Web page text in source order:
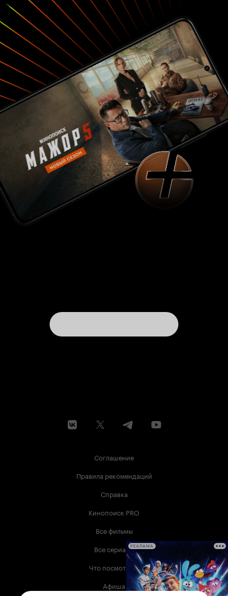
Соглашение
Правила рекомендаций
Справка
Кинопоиск PRO
Все фильмы
Все сериалы
Что посмотреть
Афиша
РЕКЛАМА